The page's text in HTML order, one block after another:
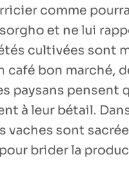
comme
et ne lui
cultivées sont
café bon marché,
paysans pensent
à leur bétail.
vaches sont
brider la